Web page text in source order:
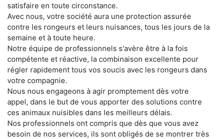
satisfaire en toute circonstance.
Avec nous, votre société aura une protection assurée
contre les rongeurs et leurs nuisances, tous les jours de la
semaine et à toute heure.
Notre équipe de professionnels s'avère être à la fois
compétente et réactive, la combinaison excellente pour
régler rapidement tous vos soucis avec les rongeurs dans
votre compagnie.
Nous nous engageons à agir promptement dès votre
appel, dans le but de vous apporter des solutions contre
ces animaux nuisibles dans les meilleurs délais.
Nos professionnels ont compris que dès que vous avez
besoin de nos services, ils sont obligés de se montrer très